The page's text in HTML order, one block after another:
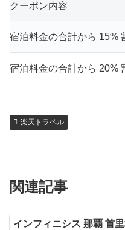
クーポン内容
宿泊料金の合計から 15%
宿泊料金の合計から 20%
楽天トラベル
関連記事
インフィニシス 那覇 首